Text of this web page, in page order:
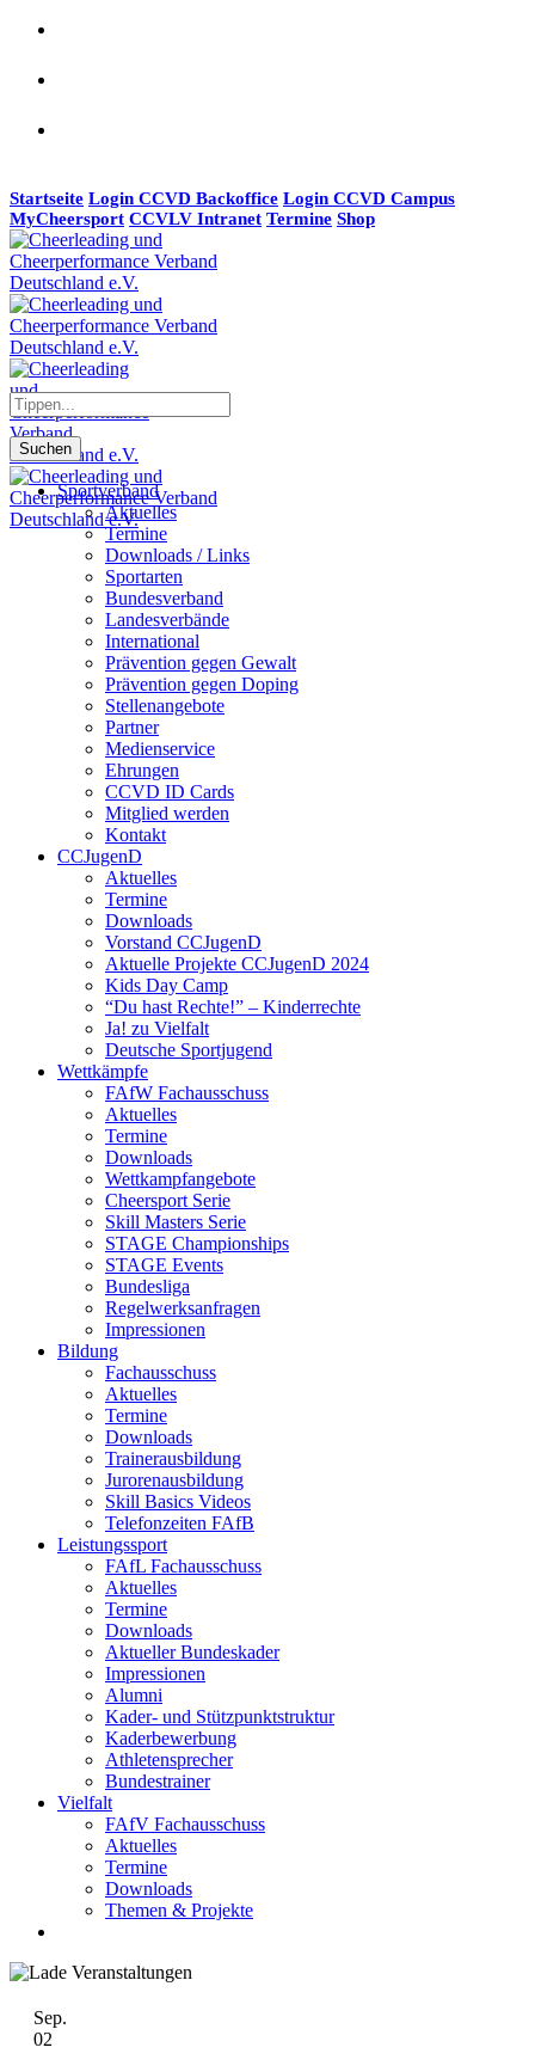
Startseite Login CCVD Backoffice Login CCVD Campus
MyCheersport CCVLV Intranet Termine Shop
Suchen
Sportverband
Aktuelles
Termine
Downloads / Links
Sportarten
Bundesverband
Landesverbände
International
Prävention gegen Gewalt
Prävention gegen Doping
Stellenangebote
Partner
Medienservice
Ehrungen
CCVD ID Cards
Mitglied werden
Kontakt
CCJugenD
Aktuelles
Termine
Downloads
Vorstand CCJugenD
Aktuelle Projekte CCJugenD 2024
Kids Day Camp
“Du hast Rechte!” – Kinderrechte
Ja! zu Vielfalt
Deutsche Sportjugend
Wettkämpfe
FAfW Fachausschuss
Aktuelles
Termine
Downloads
Wettkampfangebote
Cheersport Serie
Skill Masters Serie
STAGE Championships
STAGE Events
Bundesliga
Regelwerksanfragen
Impressionen
Bildung
Fachausschuss
Aktuelles
Termine
Downloads
Trainerausbildung
Jurorenausbildung
Skill Basics Videos
Telefonzeiten FAfB
Leistungssport
FAfL Fachausschuss
Aktuelles
Termine
Downloads
Aktueller Bundeskader
Impressionen
Alumni
Kader- und Stützpunktstruktur
Kaderbewerbung
Athletensprecher
Bundestrainer
Vielfalt
FAfV Fachausschuss
Aktuelles
Termine
Downloads
Themen & Projekte
Sep.
02